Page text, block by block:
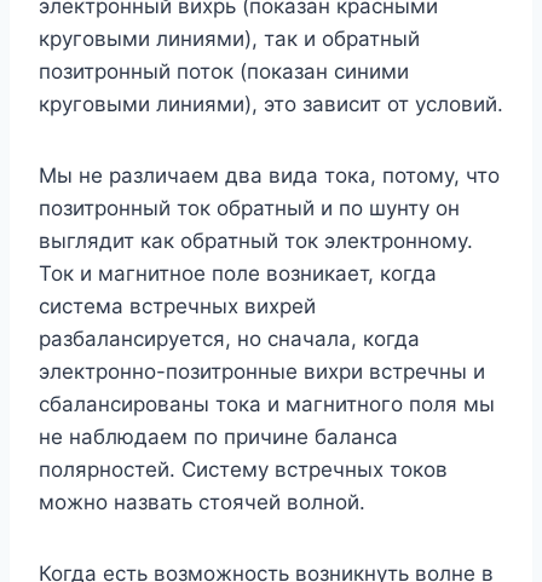
электронный вихрь (показан красными
круговыми линиями), так и обратный
позитронный поток (показан синими
круговыми линиями), это зависит от условий.
Мы не различаем два вида тока, потому, что
позитронный ток обратный и по шунту он
выглядит как обратный ток электронному.
Ток и магнитное поле возникает, когда
система встречных вихрей
разбалансируется, но сначала, когда
электронно-позитронные вихри встречны и
сбалансированы тока и магнитного поля мы
не наблюдаем по причине баланса
полярностей. Систему встречных токов
можно назвать стоячей волной.
Когда есть возможность возникнуть волне в